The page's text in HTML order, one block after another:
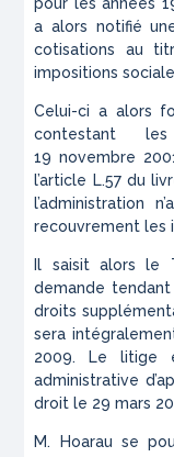
pour les années
a alors notifié
cotisations au
impositions
Celui-ci a alors
contestant
19 novembre
l’article L.57 du
l’administration
recouvrement les
Il saisit alors le
demande
droits
sera
2009. Le litige
administrative
droit le 29 mars
M. Hoarau se